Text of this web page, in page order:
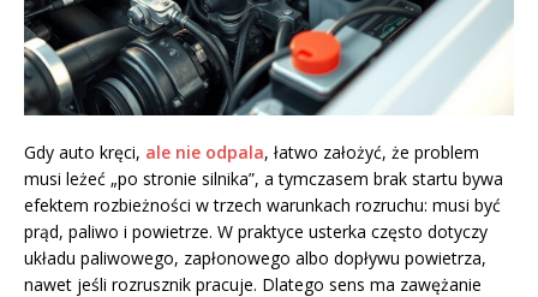
Gdy auto kręci, ale nie odpala, łatwo założyć, że problem
musi leżeć „po stronie silnika”, a tymczasem brak startu bywa
efektem rozbieżności w trzech warunkach rozruchu: musi być
prąd, paliwo i powietrze. W praktyce usterka często dotyczy
układu paliwowego, zapłonowego albo dopływu powietrza,
nawet jeśli rozrusznik pracuje. Dlatego sens ma zawężanie